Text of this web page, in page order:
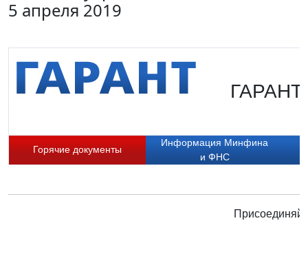
5 апреля 2019
Горячие документы
Информация Минфина
и ФНС